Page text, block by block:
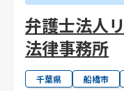
弁護士法人
法律事務所
千葉県 船橋市